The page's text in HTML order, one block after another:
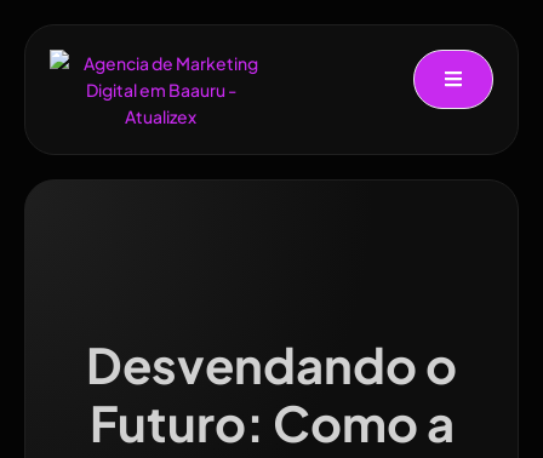
Desvendando o
Futuro: Como a